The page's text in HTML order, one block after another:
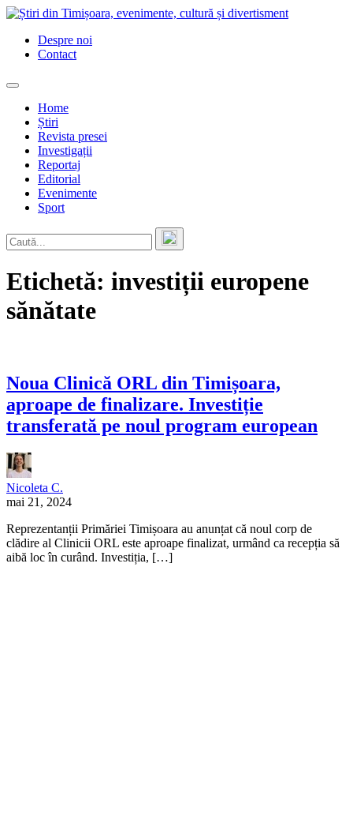
Skip
contentDespre noi
Contact
Home
Știri
Revista presei
Investigații
Reportaj
Editorial
Evenimente
Sport
Etichetă: investiții europene
sănătate
Noua Clinică ORL din Timișoara,
aproape de finalizare. Investiție
transferată pe noul program european
Nicoleta C.
mai 21, 2024
Reprezentanții Primăriei Timișoara au anunțat că noul corp de
clădire al Clinicii ORL este aproape finalizat, urmând ca recepția să
aibă loc în curând. Investiția, […]